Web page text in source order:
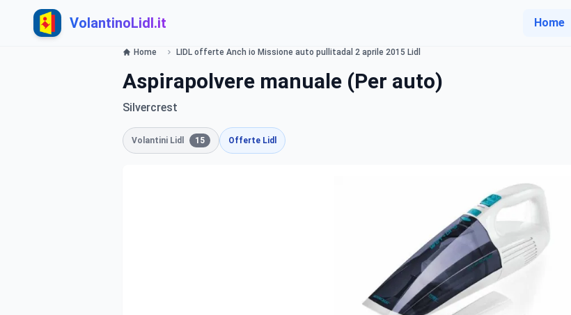
VolantinoLidl.it Home
Home LIDL offerte Anch io Missione auto pullitadal 2 aprile 2015 Lidl
Aspirapolvere manuale (Per auto)
Silvercrest
Volantini Lidl 15 Offerte Lidl